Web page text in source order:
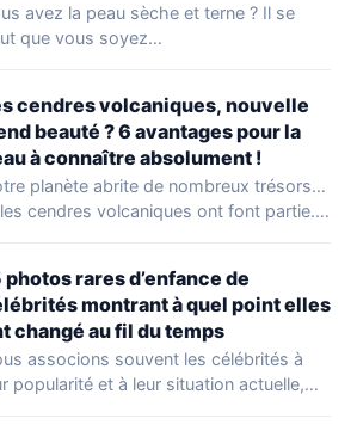
avez la peau sèche et terne ? Il se
que vous soyez…
cendres volcaniques, nouvelle
beauté ? 6 avantages pour la
à connaître absolument !
planète abrite de nombreux trésors…
cendres volcaniques ont font partie.
photos rares d’enfance de
montrant à quel point elles
changé au fil du temps
associons souvent les célébrités à
popularité et à leur situation actuelle,